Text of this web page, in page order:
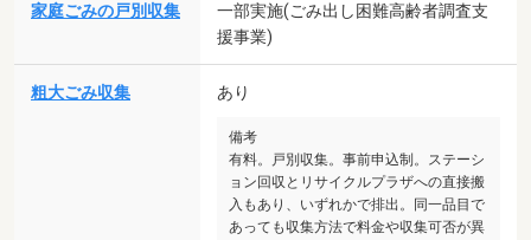
家庭ごみの戸別収集
一部実施(ごみ出し困難高齢者調査支
援事業)
粗大ごみ収集 あり
備考
有料。戸別収集。事前申込制。ステーシ
ョン回収とリサイクルプラザへの直接搬
入もあり、いずれかで排出。同一品目で
あっても収集方法で料金や収集可否が異